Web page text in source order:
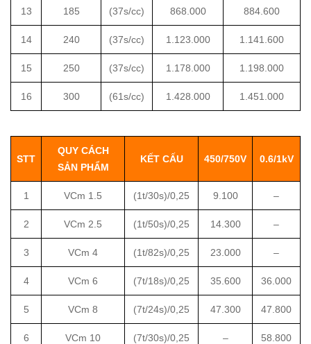
13 185 (37s/cc) 868.000 884.600
14 240 (37s/cc) 1.123.000 1.141.600
15 250 (37s/cc) 1.178.000 1.198.000
16 300 (61s/cc) 1.428.000 1.451.000
STT
QUY CÁCH
SẢN PHẨM
KẾT CẤU 450/750V 0.6/1kV
1 VCm 1.5 (1t/30s)/0,25 9.100 –
2 VCm 2.5 (1t/50s)/0,25 14.300 –
3 VCm 4 (1t/82s)/0,25 23.000 –
4 VCm 6 (7t/18s)/0,25 35.600 36.000
5 VCm 8 (7t/24s)/0,25 47.300 47.800
6 VCm 10 (7t/30s)/0,25 – 58.800